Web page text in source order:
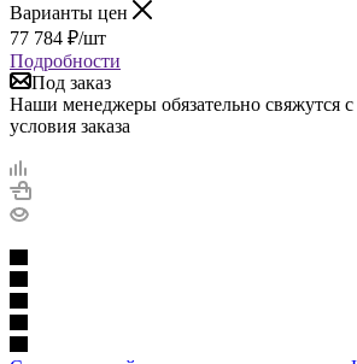
Варианты цен
77 784 ₽/шт
Подробности
Под заказ
Наши менеджеры обязательно свяжутся
условия заказа